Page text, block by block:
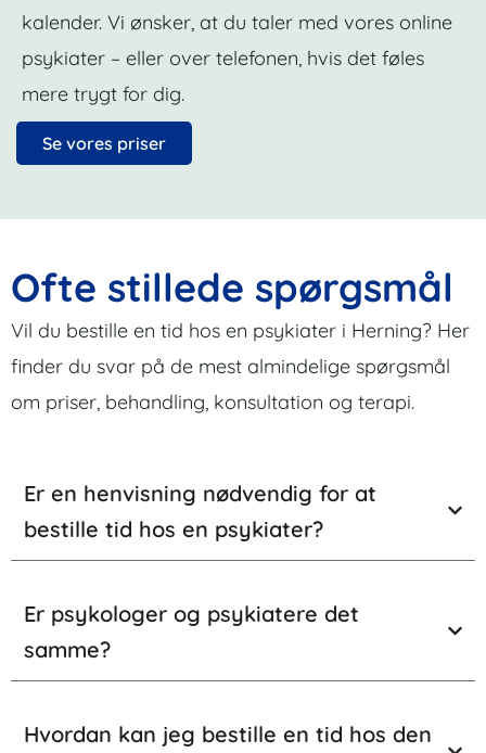
kalender. Vi ønsker, at du taler med vores online
psykiater – eller over telefonen, hvis det føles
mere trygt for dig.
Se vores priser
Ofte stillede spørgsmål
Vil du bestille en tid hos en psykiater i Herning? Her
finder du svar på de mest almindelige spørgsmål
om priser, behandling, konsultation og terapi.
Er en henvisning nødvendig for at
bestille tid hos en psykiater?
Er psykologer og psykiatere det
samme?
Hvordan kan jeg bestille en tid hos den